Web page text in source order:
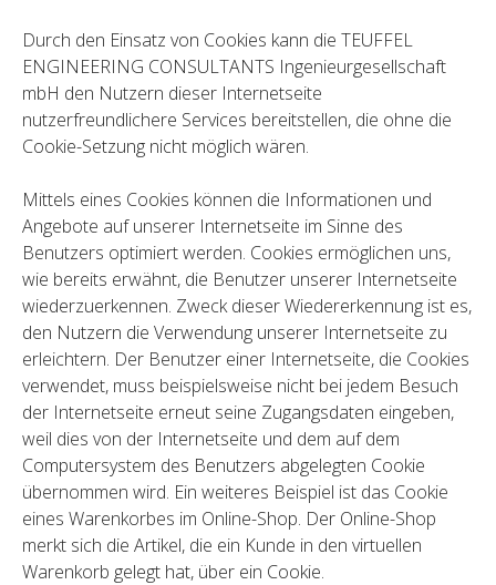
Durch den Einsatz von Cookies kann die TEUFFEL
ENGINEERING CONSULTANTS Ingenieurgesellschaft
mbH den Nutzern dieser Internetseite
nutzerfreundlichere Services bereitstellen, die ohne die
Cookie-Setzung nicht möglich wären.
Mittels eines Cookies können die Informationen und
Angebote auf unserer Internetseite im Sinne des
Benutzers optimiert werden. Cookies ermöglichen uns,
wie bereits erwähnt, die Benutzer unserer Internetseite
wiederzuerkennen. Zweck dieser Wiedererkennung ist es,
den Nutzern die Verwendung unserer Internetseite zu
erleichtern. Der Benutzer einer Internetseite, die Cookies
verwendet, muss beispielsweise nicht bei jedem Besuch
der Internetseite erneut seine Zugangsdaten eingeben,
weil dies von der Internetseite und dem auf dem
Computersystem des Benutzers abgelegten Cookie
übernommen wird. Ein weiteres Beispiel ist das Cookie
eines Warenkorbes im Online-Shop. Der Online-Shop
merkt sich die Artikel, die ein Kunde in den virtuellen
Warenkorb gelegt hat, über ein Cookie.